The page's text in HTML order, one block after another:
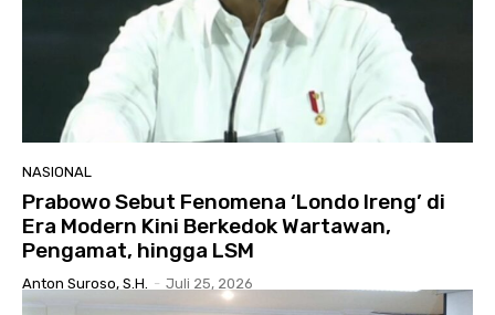
NASIONAL
Prabowo Sebut Fenomena ‘Londo Ireng’ di
Era Modern Kini Berkedok Wartawan,
Pengamat, hingga LSM
Anton Suroso, S.H. - Juli 25, 2026